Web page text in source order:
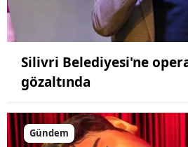
Silivri Belediyesi'ne
gözaltında
Gündem